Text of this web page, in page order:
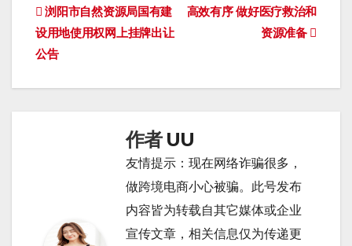
文
章
导
高效有序 做好医疗救治和
资源准备
浏阳市自然资源局国有建
设用地使用权网上挂牌出让
公告
作者 UU
友情提示：现在网络诈骗很多，
做跨境电商小心被骗。此号发布
内容皆为转载自其它媒体或企业
宣传文章，相关信息仅为传递更